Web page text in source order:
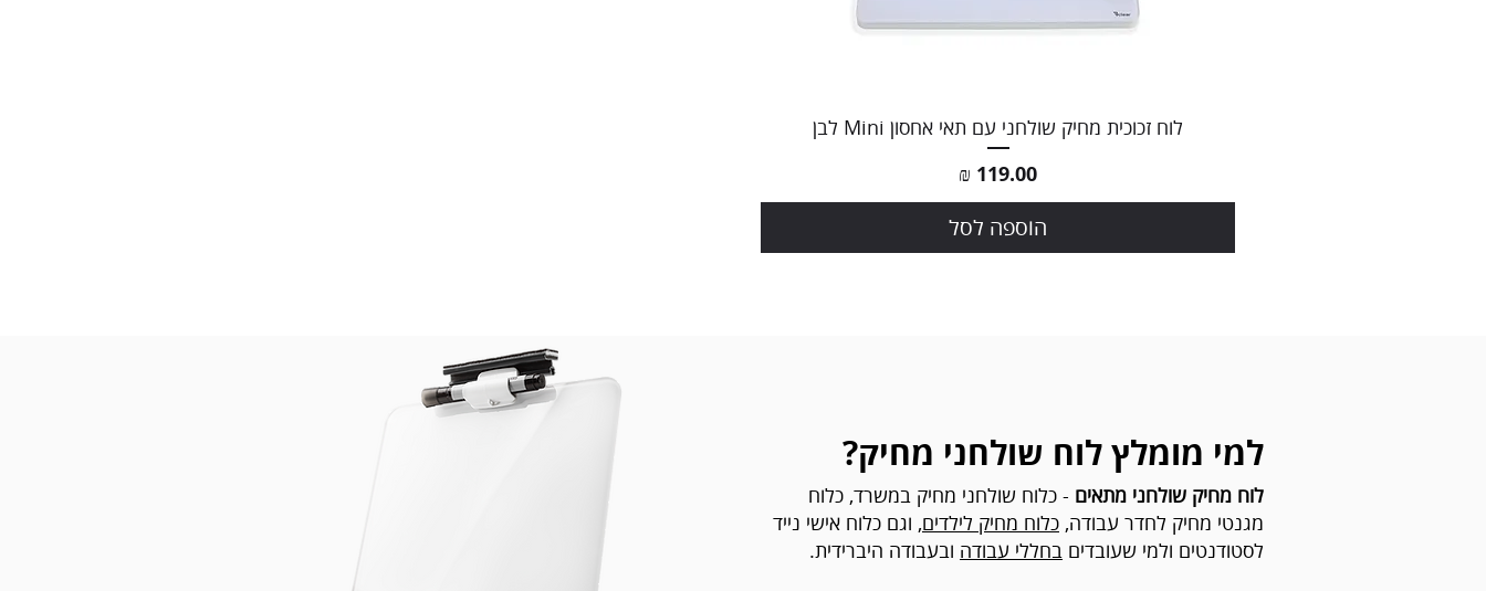
תצוגה מהירה
לוח זכוכית מחיק שולחני עם תאי אחסון Mini לבן
מחיר
הוספה לסל
למי מומלץ לוח שולחני מחיק?
לוח מחיק שולחני מתאים - כלוח שולחני מחיק במשרד, כלוח
מגנטי מחיק לחדר עבודה, כלוח מחיק לילדים, וגם כלוח אישי נייד
לסטודנטים ולמי שעובדים בחללי עבודה ובעבודה היברידית.